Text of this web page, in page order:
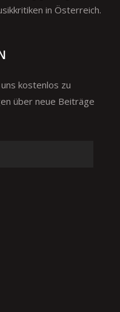
in Österreich.
kostenlos zu
über neue Beiträge